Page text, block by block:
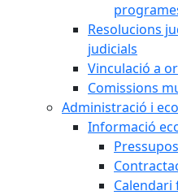
Resolucions
judicials
Vinculació a
Comissions
Administració i
Informació
Calendari